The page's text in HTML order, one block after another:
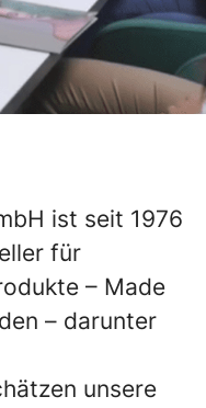
ist seit 1976
für
– Made
– darunter
unsere